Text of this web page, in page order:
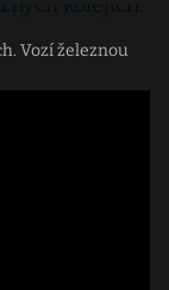
Vozí železnou